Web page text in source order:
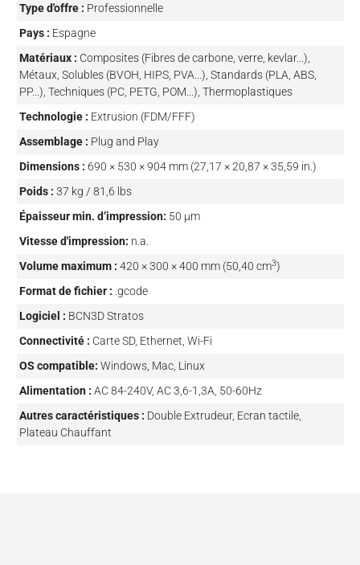
Type d'offre : Professionnelle
Pays : Espagne
Matériaux : Composites (Fibres de carbone, verre, kevlar...),
Métaux, Solubles (BVOH, HIPS, PVA...), Standards (PLA, ABS,
PP...), Techniques (PC, PETG, POM...), Thermoplastiques
Technologie : Extrusion (FDM/FFF)
Assemblage : Plug and Play
Dimensions : 690 × 530 × 904 mm (27,17 × 20,87 × 35,59 in.)
Poids : 37 kg / 81,6 lbs
Épaisseur min. d’impression: 50 µm
Vitesse d'impression: n.a.
Volume maximum : 420 × 300 × 400 mm (50,40 cm3)
Format de fichier : .gcode
Logiciel : BCN3D Stratos
Connectivité : Carte SD, Ethernet, Wi-Fi
OS compatible: Windows, Mac, Linux
Alimentation : AC 84-240V, AC 3,6-1,3A, 50-60Hz
Autres caractéristiques : Double Extrudeur, Ecran tactile,
Plateau Chauffant